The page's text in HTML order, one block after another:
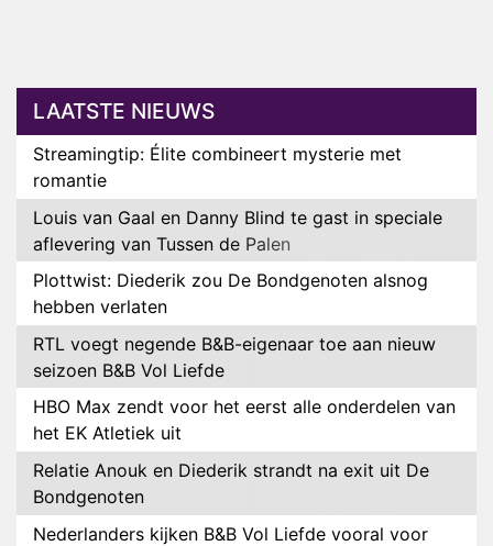
LAATSTE NIEUWS
Streamingtip: Élite combineert mysterie met
romantie
Louis van Gaal en Danny Blind te gast in speciale
aflevering van Tussen de Palen
Plottwist: Diederik zou De Bondgenoten alsnog
hebben verlaten
RTL voegt negende B&B-eigenaar toe aan nieuw
seizoen B&B Vol Liefde
HBO Max zendt voor het eerst alle onderdelen van
het EK Atletiek uit
Relatie Anouk en Diederik strandt na exit uit De
Bondgenoten
Nederlanders kijken B&B Vol Liefde vooral voor